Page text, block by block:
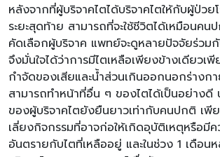
หลังจากที่ผู้บริจาคไตได้บริจาคไตให้กับผู้ป่วย
ระยะสุดท้าย สามารถที่จะใช้ชีวิตได้เหมือนคน
คัดเลือกผู้บริจาค แพทย์จะดูหลายปัจจัยร่วม
จึงมั่นใจได้ว่าการมีไตเหลือเพียงข้างเดียวเ
กำจัดของเสียและน้ำส่วนเกินออกนอกร่าง
สามารถทำหน้าที่อื่น ๆ ของไตได้เป็นอย่าง
ของผู้บริจาคไตยังยืนยาวเท่ากับคนปกติ เพี
เลี่ยงกิจกรรมที่อาจก่อให้เกิดอุบัติเหตุหรือมีค
อันตรายกับไตที่เหลืออยู่ และในช่วง 1 เดือน